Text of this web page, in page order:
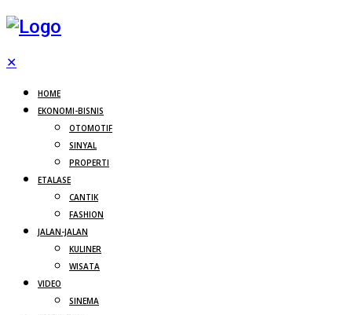
✕
HOME
EKONOMI-BISNIS
OTOMOTIF
SINYAL
PROPERTI
ETALASE
CANTIK
FASHION
JALAN-JALAN
KULINER
WISATA
VIDEO
SINEMA